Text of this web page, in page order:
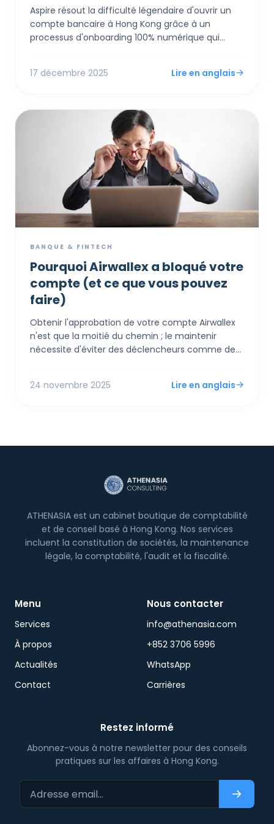
Aspire résout la difficulté légendaire d'ouvrir un
compte bancaire à Hong Kong grâce à un
processus d'onboarding 100% numérique qui
bien inférieurs à ceux des banques traditionnelles.
en-un, intégrant des comptes multi-devises, des
cartes d'entreprise avec cashback et des outils
de gestion des dépenses directement avec des
logiciels de comptabilité comme Xero.
17 décembre 2025 Lire en anglais
BANQUE & FINTECH
Pourquoi Airwallex a bloqué votre
compte (et ce que vous pouvez
faire)
Obtenir l'approbation de votre compte Airwallex
n'est que la moitié du chemin ; le maintenir
nécessite d'éviter des déclencheurs comme des
inquiètent les partenaires bancaires. L'erreur la
et conduit souvent à un gel—un statut de
24 novembre 2025 Lire en anglais
ATHENASIA est un cabinet boutique de comptabilité
et de conseil basé à Hong Kong. Nos services
incluent la constitution de sociétés, la maintenance
légale, la comptabilité, l'audit et la fiscalité.
Menu
Services
À propos
Actualités
Contact
Nous contacter
info@athenasia.com
+852 3706 5996
WhatsApp
Carrières
Restez informé
Abonnez-vous à notre newsletter pour des conseils
pratiques sur les affaires à Hong Kong.